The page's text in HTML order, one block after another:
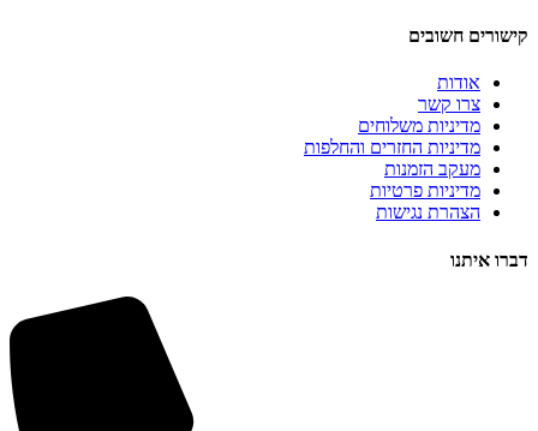
קישורים חשובים
אודות
צרו קשר
מדיניות משלוחים
מדיניות החזרים והחלפות
מעקב הזמנות
מדיניות פרטיות
הצהרת נגישות
דברו איתנו